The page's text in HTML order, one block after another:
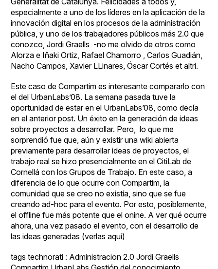
especialmente a uno de los líderes en la aplicación de la
innovación digital en los procesos de la administración
pública, y uno de los trabajadores públicos más 2.0 que
conozco,Jordi Graells -no me olvido de otros como
Alorza e Iñaki Ortiz Rafael Chamorro ,Carlos Guadián
Nacho Campos Xavier LLinares ,Óscar Cortés et altri.
Este caso de Compartim es interesante compararlo con
el del UrbanLabs’08. La semana pasada tuve la
oportunidad de estar en el UrbanLabs’08, como decía
en elanterior post. Un éxito en la generación de ideas
sobre proyectos a desarrollar. Pero, lo que me
sorprendió fue que, aún y existir unawiki abierta
previamente para desarrollar ideas de proyectos, el
trabajo real se hizo presencialmente en el CitiLab de
Cornellá con los Grupos de Trabajo. En este caso, a
diferencia de lo que ocurre con Compartim, la
comunidad que se creo no existía, sino que se fue
creando ad-hoc para el evento. Por esto, posiblemente,
el offline fue más potente que el onine. A ver qué ocurre
ahora, una vez pasado el evento, con el desarrollo de
las ideas generadas (verlasaquí)
tags technorati : Administracion 2.0 Jordi Graells